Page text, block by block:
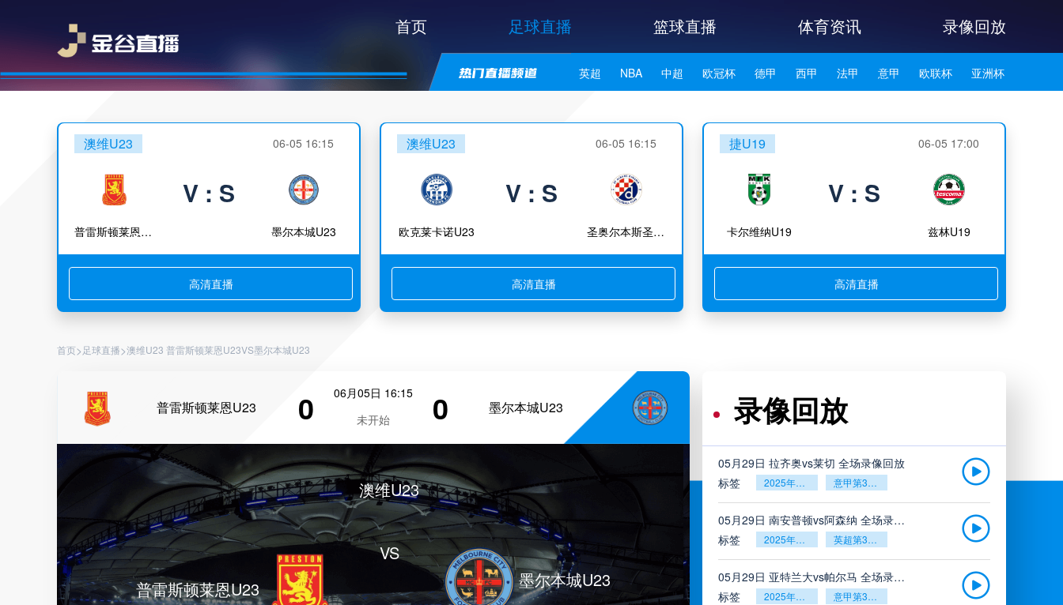
首页 足球直播 篮球直播 体育资讯 录像回放
英超 NBA 中超 欧冠杯 德甲 西甲 法甲 意甲 欧联杯 亚洲杯
澳维U23 06-05 16:15
普雷斯顿莱恩U23
V : S
墨尔本城U23
高清直播
澳维U23 06-05 16:15
欧克莱卡诺U23
V : S
圣奥尔本斯圣特斯U23
高清直播
捷U19 06-05 17:00
卡尔维纳U19
V : S
兹林U19
高清直播
首页> 足球直播>澳维U23 普雷斯顿莱恩U23VS墨尔本城U23
普雷斯顿莱恩U23 0
06月05日 16:15
未开始
0 墨尔本城U23
普雷斯顿莱恩U23
澳维U23
VS
墨尔本城U23
录像回放
05月29日 拉齐奥vs莱切 全场录像回放
标签
2025年5月26日 意甲第38轮
05月29日 南安普顿vs阿森纳 全场录像回放
标签
2025年5月26日 英超第38轮
05月29日 亚特兰大vs帕尔马 全场录像回放
标签
2025年5月26日 意甲第38轮